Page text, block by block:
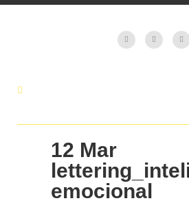
12 Mar
emocional